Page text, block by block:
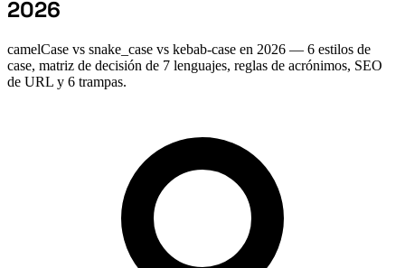
2026
camelCase vs snake_case vs kebab-case en 2026 — 6 estilos de
case, matriz de decisión de 7 lenguajes, reglas de acrónimos, SEO
de URL y 6 trampas.